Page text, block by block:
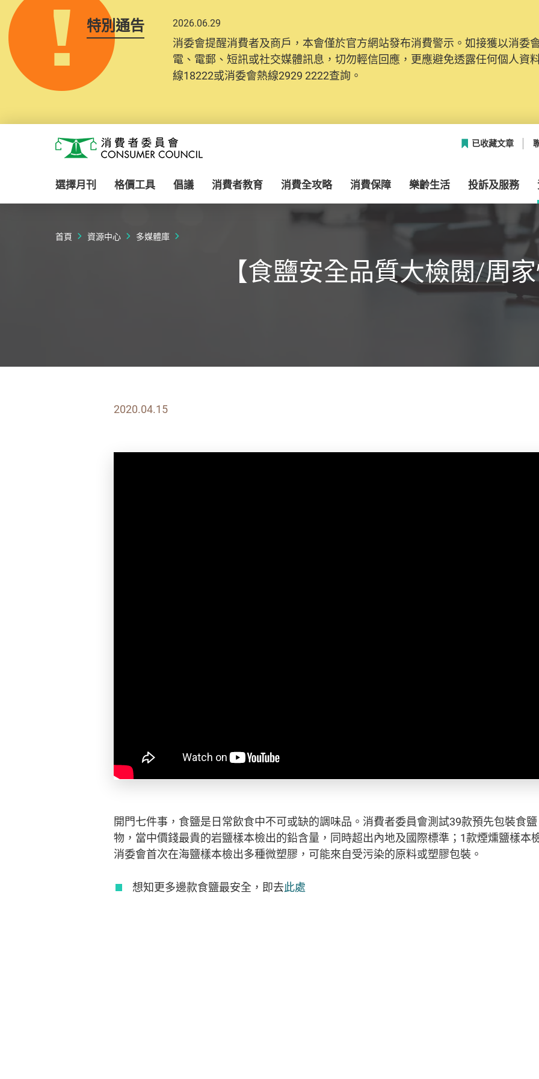
特別通告 2026.06.29
消委會提醒消費者及商戶，本會僅於官方網站發布消費警示。如接獲以消委
電、電郵、短訊或社交媒體訊息，切勿輕信回應，更應避免透露任何個人資
線18222或消委會熱線2929 2222查詢。
消費者委員會
已收藏文章
選擇月刊 格價工具 倡議 消費者教育 消費全攻略 消費保障 樂齡生活 投訴及服務
首頁 資源中心 多媒體庫
【食鹽安全品質大檢閱/周
2020.04.15
開門七件事，食鹽是日常飲食中不可或缺的調味品。消費者委員會測試39款預先包裝食
物，當中價錢最貴的岩鹽樣本檢出的鉛含量，同時超出內地及國際標準；1款煙燻鹽樣本
消委會首次在海鹽樣本檢出多種微塑膠，可能來自受污染的原料或塑膠包裝。
想知更多邊款食鹽最安全，即去此處